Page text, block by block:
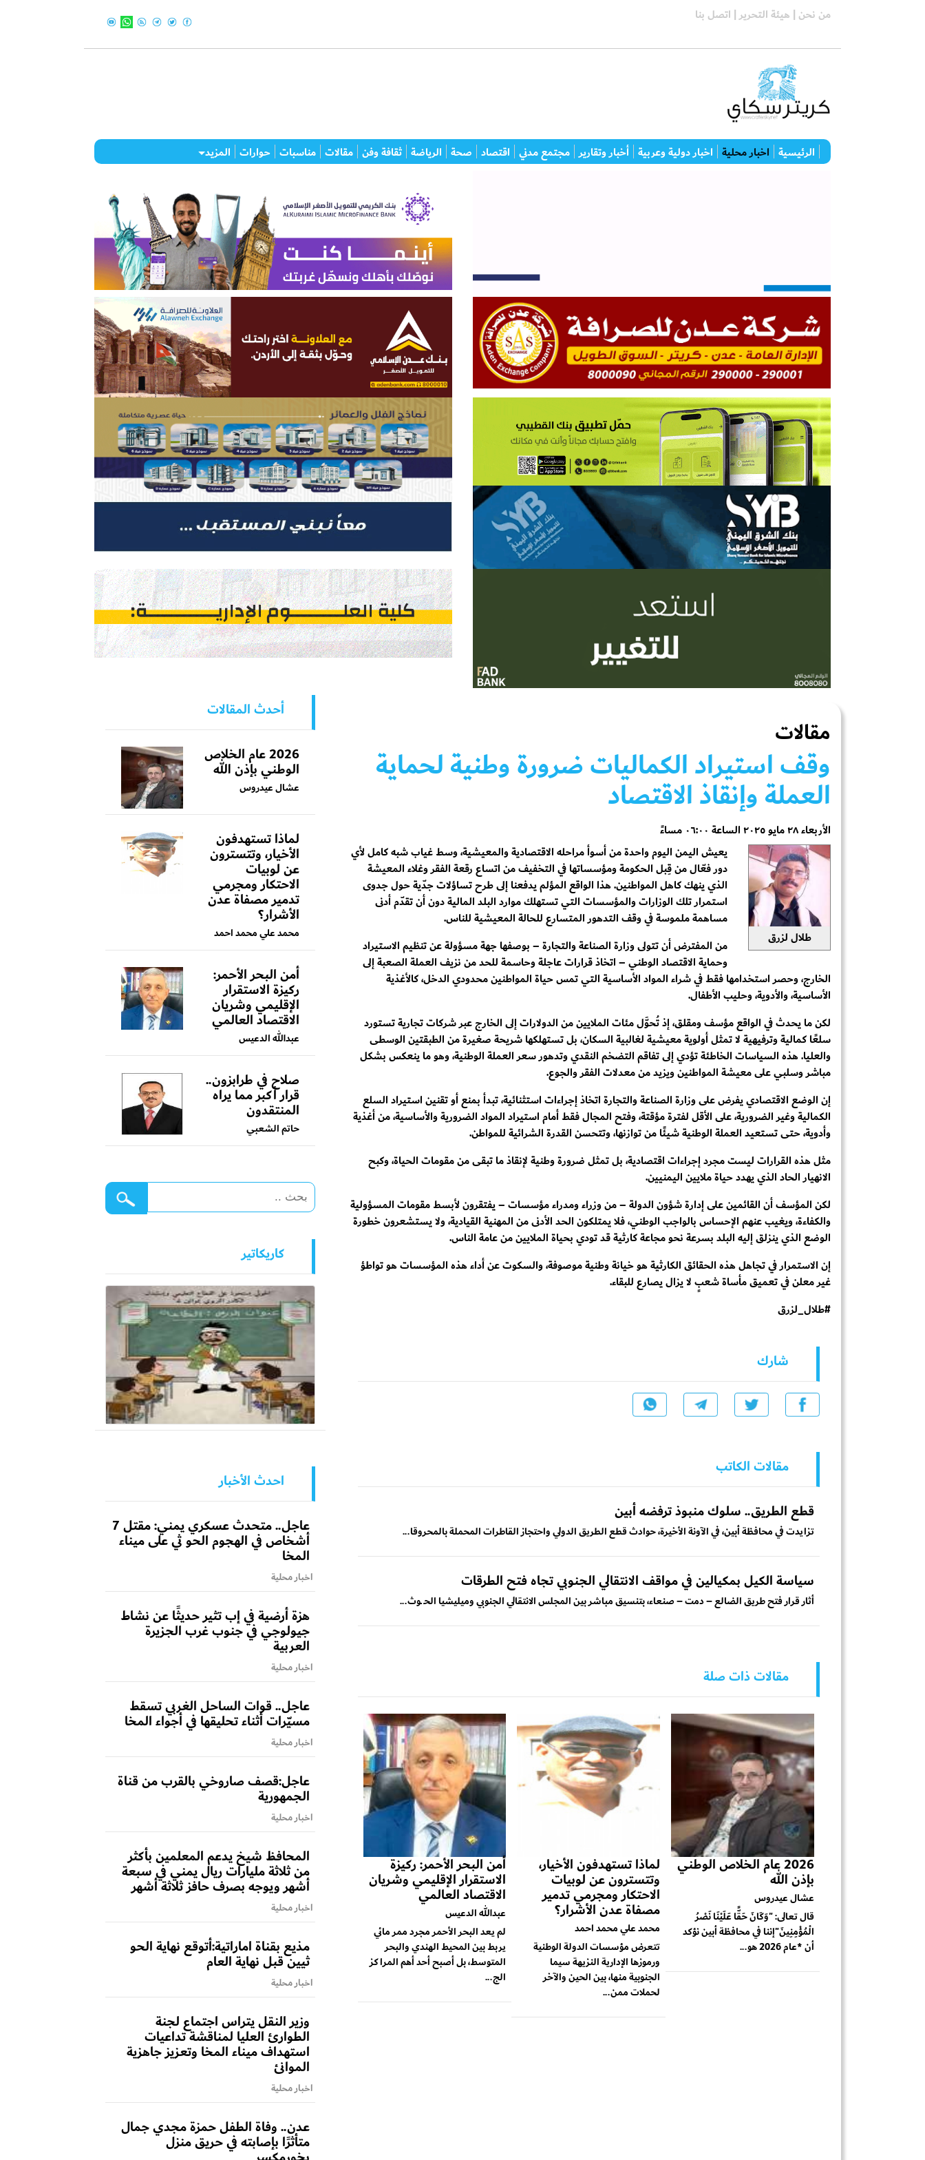
من نحن | هيئة التحرير | اتصل بنا
الرئيسية اخبار محلية اخبار دولية وعربية أخبار وتقارير مجتمع مدني اقتصاد صحة الرياضة ثقافة وفن مقالات مناسبات حوارات المزيد
مقالات
وقف استيراد الكماليات ضرورة وطنية لحماية
العملة وإنقاذ الاقتصاد
الأربعاء ٢٨ مايو ٢٠٢٥ الساعة ٠٦:٠٠ مساءً
طلال لزرق
يعيش اليمن اليوم واحدة من أسوأ مراحله الاقتصادية والمعيشية، وسط غياب شبه كامل لأي
دور فعّال من قِبل الحكومة ومؤسساتها في التخفيف من اتساع رقعة الفقر وغلاء المعيشة
الذي ينهك كاهل المواطنين. هذا الواقع المؤلم يدفعنا إلى طرح تساؤلات جدّية حول جدوى
استمرار تلك الوزارات والمؤسسات التي تستهلك موارد البلد المالية دون أن تقدّم أدنى
مساهمة ملموسة في وقف التدهور المتسارع للحالة المعيشية للناس.
من المفترض أن تتولى وزارة الصناعة والتجارة – بوصفها جهة مسؤولة عن تنظيم الاستيراد
وحماية الاقتصاد الوطني – اتخاذ قرارات عاجلة وحاسمة للحد من نزيف العملة الصعبة إلى
الخارج، وحصر استخدامها فقط في شراء المواد الأساسية التي تمس حياة المواطنين محدودي الدخل، كالأغذية
الأساسية، والأدوية، وحليب الأطفال.
لكن ما يحدث في الواقع مؤسف ومقلق، إذ تُحوَّل مئات الملايين من الدولارات إلى الخارج عبر شركات تجارية تستورد
سلعًا كمالية وترفيهية لا تمثل أولوية معيشية لغالبية السكان، بل تستهلكها شريحة صغيرة من الطبقتين الوسطى
والعليا. هذه السياسات الخاطئة تؤدي إلى تفاقم التضخم النقدي وتدهور سعر العملة الوطنية، وهو ما ينعكس بشكل
مباشر وسلبي على معيشة المواطنين ويزيد من معدلات الفقر والجوع.
إن الوضع الاقتصادي يفرض على وزارة الصناعة والتجارة اتخاذ إجراءات استثنائية، تبدأ بمنع أو تقنين استيراد السلع
الكمالية وغير الضرورية، على الأقل لفترة مؤقتة، وفتح المجال فقط أمام استيراد المواد الضرورية والأساسية، من أغذية
وأدوية، حتى تستعيد العملة الوطنية شيئًا من توازنها، وتتحسن القدرة الشرائية للمواطن.
مثل هذه القرارات ليست مجرد إجراءات اقتصادية، بل تمثل ضرورة وطنية لإنقاذ ما تبقى من مقومات الحياة، وكبح
الانهيار الحاد الذي يهدد حياة ملايين اليمنيين.
لكن المؤسف أن القائمين على إدارة شؤون الدولة – من وزراء ومدراء مؤسسات – يفتقرون لأبسط مقومات المسؤولية
والكفاءة، ويغيب عنهم الإحساس بالواجب الوطني، فلا يمتلكون الحد الأدنى من المهنية القيادية، ولا يستشعرون خطورة
الوضع الذي ينزلق إليه البلد بسرعة نحو مجاعة كارثية قد تودي بحياة الملايين من عامة الناس.
إن الاستمرار في تجاهل هذه الحقائق الكارثية هو خيانة وطنية موصوفة، والسكوت عن أداء هذه المؤسسات هو تواطؤ
غير معلن في تعميق مأساة شعبٍ لا يزال يصارع للبقاء.
#طلال_لزرق
شارك
مقالات الكاتب
قطع الطريق.. سلوك منبوذ ترفضه أبين
تزايدت في محافظة أبين، في الآونة الأخيرة، حوادث قطع الطريق الدولي واحتجاز القاطرات المحملة بالمحروقا...
سياسة الكيل بمكيالين في مواقف الانتقالي الجنوبي تجاه فتح الطرقات
أثار قرار فتح طريق الضالع – دمت – صنعاء، بتنسيق مباشر بين المجلس الانتقالي الجنوبي وميليشيا الحـ ـوث...
مقالات ذات صلة
2026 عام الخلاص الوطني
بإذن الله
عشال عيدروس
قال تعالى: "وَكَانَ حَقًّا عَلَيْنَا نَصْرُ
الْمُؤْمِنِينَ"إننا في محافظة أبين نؤكد
أن *عام 2026 هو...
لماذا تستهدفون الأخيار،
وتتسترون عن لوبيات
الاحتكار ومجرمي تدمير
مصفاة عدن الأشرار؟
محمد علي محمد احمد
تتعرض مؤسسات الدولة الوطنية
ورموزها الإدارية النزيهة سيما
الجنوبية منها، بين الحين والآخر
لحملات ممن...
أمن البحر الأحمر: ركيزة
الاستقرار الإقليمي وشريان
الاقتصاد العالمي
عبدالله الدعيس
لم يعد البحر الأحمر مجرد ممر مائي
يربط بين المحيط الهندي والبحر
المتوسط، بل أصبح أحد أهم المراكز
الج...
أحدث المقالات
2026 عام الخلاص
الوطني بإذن الله
عشال عيدروس
لماذا تستهدفون
الأخيار، وتتسترون
عن لوبيات
الاحتكار ومجرمي
تدمير مصفاة عدن
الأشرار؟
محمد علي محمد احمد
أمن البحر الأحمر:
ركيزة الاستقرار
الإقليمي وشريان
الاقتصاد العالمي
عبدالله الدعيس
صلاح في طرابزون..
قرار أكبر مما يراه
المنتقدون
حاتم الشعبي
كاريكاتير
احدث الأخبار
عاجل.. متحدث عسكري يمني: مقتل 7
أشخاص في الهجوم الحو ثي على ميناء
المخا
اخبار محلية
هزة أرضية في إب تثير حديثًا عن نشاط
جيولوجي في جنوب غرب الجزيرة
العربية
اخبار محلية
عاجل.. قوات الساحل الغربي تسقط
مسيّرات أثناء تحليقها في أجواء المخا
اخبار محلية
عاجل:قصف صاروخي بالقرب من قناة
الجمهورية
اخبار محلية
المحافظ شيخ يدعم المعلمين بأكثر
من ثلاثة مليارات ريال يمني في سبعة
أشهر ويوجه بصرف حافز ثلاثة أشهر
اخبار محلية
مذيع بقناة اماراتية:أتوقع نهاية الحو
ثيين قبل نهاية العام
اخبار محلية
وزير النقل يتراس اجتماع لجنة
الطوارئ العليا لمناقشة تداعيات
استهداف ميناء المخا وتعزيز جاهزية
الموانئ
اخبار محلية
عدن.. وفاة الطفل حمزة مجدي جمال
متأثرًا بإصابته في حريق منزل